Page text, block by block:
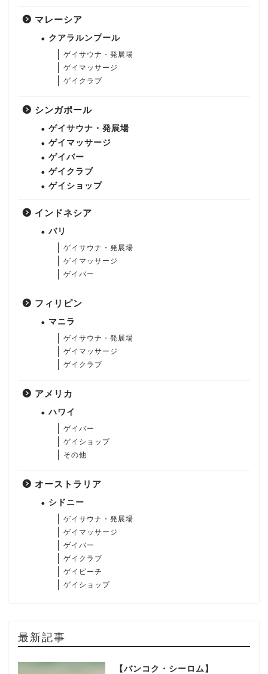
マレーシア
クアラルンプール
ゲイサウナ・発展場
ゲイマッサージ
ゲイクラブ
シンガポール
ゲイサウナ・発展場
ゲイマッサージ
ゲイバー
ゲイクラブ
ゲイショップ
インドネシア
バリ
ゲイサウナ・発展場
ゲイマッサージ
ゲイバー
フィリピン
マニラ
ゲイサウナ・発展場
ゲイマッサージ
ゲイクラブ
アメリカ
ハワイ
ゲイバー
ゲイショップ
その他
オーストラリア
シドニー
ゲイサウナ・発展場
ゲイマッサージ
ゲイバー
ゲイクラブ
ゲイビーチ
ゲイショップ
最新記事
【バンコク・シーロム】